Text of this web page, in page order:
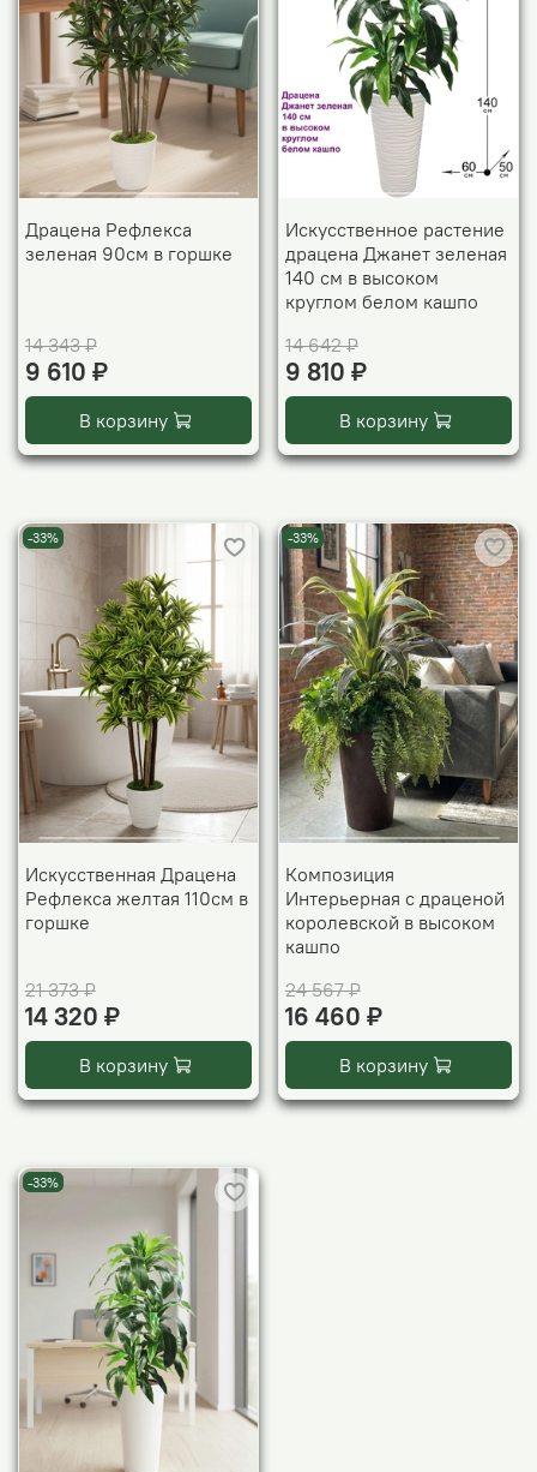
Драцена Рефлекса
зеленая 90см в горшке
14 343 ₽
9 610 ₽
В корзину
Искусственное растение
драцена Джанет зеленая
140 см в высоком
круглом белом кашпо
14 642 ₽
9 810 ₽
В корзину
-33%
Искусственная Драцена
Рефлекса желтая 110см в
горшке
21 373 ₽
14 320 ₽
В корзину
-33%
Композиция
Интерьерная с драценой
королевской в высоком
кашпо
24 567 ₽
16 460 ₽
В корзину
-33%